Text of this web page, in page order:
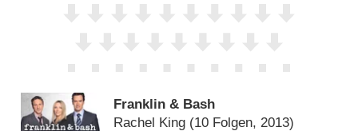
Franklin & Bash
Rachel King (10 Folgen, 2013)